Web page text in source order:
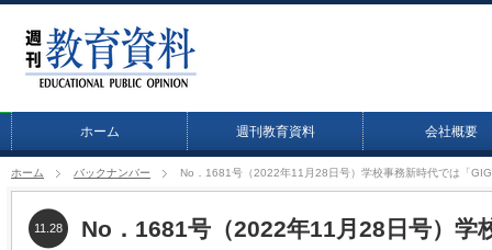
ホーム 週刊教育資料 会社概要
ホーム バックナンバー No．1681号（2022年11月28日号）学校事務新時代では「
No．1681号（2022年11月28日号）学
11.28